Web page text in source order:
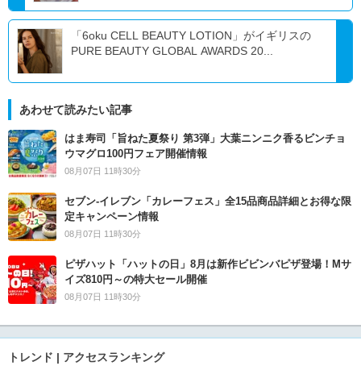
「6oku CELL BEAUTY LOTION」がイギリスの
PURE BEAUTY GLOBAL AWARDS 20...
あわせて読みたい記事
はま寿司「旨ねた夏祭り 第3弾」大葉ニンニク香るビンチョ
ウマグロ100円フェア開催情報
08月07日 11時30分
セブン‐イレブン「カレーフェス」全15品商品詳細とお得な限
定キャンペーン情報
08月07日 11時30分
ピザハット「ハットの日」8月は新作ビビンバピザ登場！Mサ
イズ810円～の特大セール開催
08月07日 11時30分
トレンド | アクセスランキング